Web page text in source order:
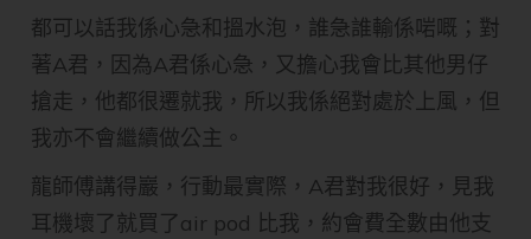
都可以話我係心急和搵水泡，誰急誰輸係啱嘅；對
著A君，因為A君係心急，又擔心我會比其他男仔
搶走，他都很遷就我，所以我係絕對處於上風，但
我亦不會繼續做公主。
龍師傅講得巖，行動最實際，A君對我很好，見我
耳機壞了就買了air pod 比我，約會費全數由他支